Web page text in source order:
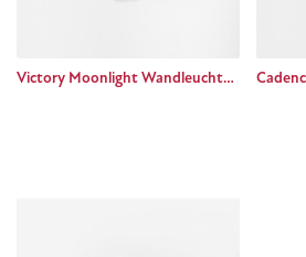
Victory Moonlight Wandleuchte Basic black